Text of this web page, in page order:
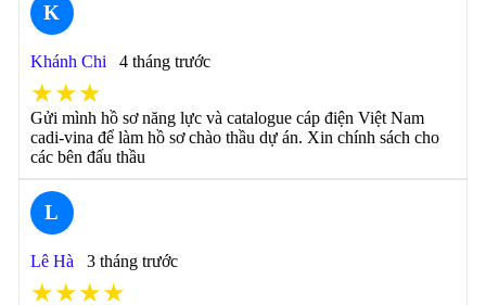
K
Khánh Chi 4 tháng trước
★★★
Gửi mình hồ sơ năng lực và catalogue cáp điện Việt Nam
cadi-vina để làm hồ sơ chào thầu dự án. Xin chính sách cho
các bên đấu thầu
L
Lê Hà 3 tháng trước
★★★★